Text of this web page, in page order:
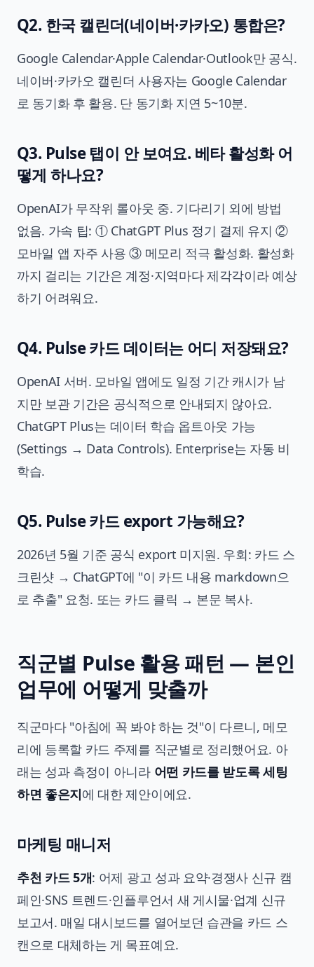
Q2. 한국 캘린더(네이버·카카오) 통합은?
Google Calendar·Apple Calendar·Outlook만 공식.
네이버·카카오 캘린더 사용자는 Google Calendar
로 동기화 후 활용. 단 동기화 지연 5~10분.
Q3. Pulse 탭이 안 보여요. 베타 활성화 어
떻게 하나요?
OpenAI가 무작위 롤아웃 중. 기다리기 외에 방법
없음. 가속 팁: ① ChatGPT Plus 정기 결제 유지 ②
모바일 앱 자주 사용 ③ 메모리 적극 활성화. 활성화
까지 걸리는 기간은 계정·지역마다 제각각이라 예상
하기 어려워요.
Q4. Pulse 카드 데이터는 어디 저장돼요?
OpenAI 서버. 모바일 앱에도 일정 기간 캐시가 남
지만 보관 기간은 공식적으로 안내되지 않아요.
ChatGPT Plus는 데이터 학습 옵트아웃 가능
(Settings → Data Controls). Enterprise는 자동 비
학습.
Q5. Pulse 카드 export 가능해요?
2026년 5월 기준 공식 export 미지원. 우회: 카드 스
크린샷 → ChatGPT에 "이 카드 내용 markdown으
로 추출" 요청. 또는 카드 클릭 → 본문 복사.
직군별 Pulse 활용 패턴 — 본인
업무에 어떻게 맞출까
직군마다 "아침에 꼭 봐야 하는 것"이 다르니, 메모
리에 등록할 카드 주제를 직군별로 정리했어요. 아
래는 성과 측정이 아니라 어떤 카드를 받도록 세팅
하면 좋은지에 대한 제안이에요.
마케팅 매니저
추천 카드 5개: 어제 광고 성과 요약·경쟁사 신규 캠
페인·SNS 트렌드·인플루언서 새 게시물·업계 신규
보고서. 매일 대시보드를 열어보던 습관을 카드 스
캔으로 대체하는 게 목표예요.